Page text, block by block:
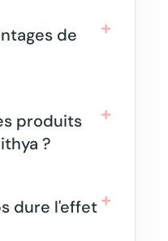
de
produits
?
dure l'effet